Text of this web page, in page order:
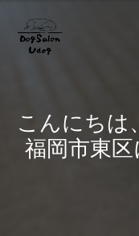
こんにちは
福岡市東